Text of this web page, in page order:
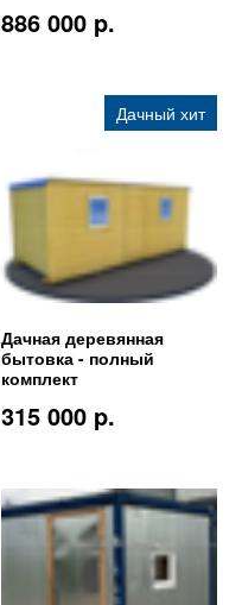
886 000 p.
Дачный хит
Дачная деревянная
бытовка - полный
комплект
315 000 p.